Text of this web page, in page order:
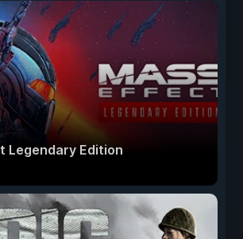
Legendary Edition